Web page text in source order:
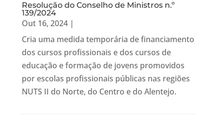
Resolução do Conselho de Ministros n.º
139/2024
Out 16, 2024|
Cria uma medida temporária de financiamento
dos cursos profissionais e dos cursos de
educação e formação de jovens promovidos
por escolas profissionais públicas nas regiões
NUTS II do Norte, do Centro e do Alentejo.